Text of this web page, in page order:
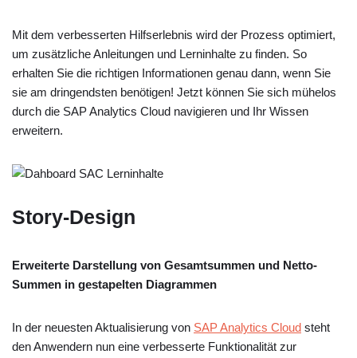
Mit dem verbesserten Hilfserlebnis wird der Prozess optimiert,
um zusätzliche Anleitungen und Lerninhalte zu finden. So
erhalten Sie die richtigen Informationen genau dann, wenn Sie
sie am dringendsten benötigen! Jetzt können Sie sich mühelos
durch die SAP Analytics Cloud navigieren und Ihr Wissen
erweitern.
Story-Design
Erweiterte Darstellung von Gesamtsummen und Netto-
Summen in gestapelten Diagrammen
In der neuesten Aktualisierung von SAP Analytics Cloud steht
den Anwendern nun eine verbesserte Funktionalität zur